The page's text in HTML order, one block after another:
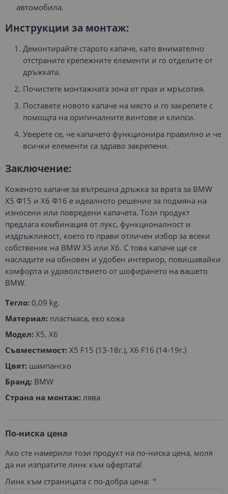
автомобила.
Инструкции за монтаж:
Демонтирайте старото капаче, като внимателно
отстраните крепежните елементи и го отделите от
дръжката.
Почистете монтажната зона от прах и мръсотия.
Поставете новото капаче на място и го закрепете с
помощта на оригиналните винтове и клипси.
Уверете се, че капачето функционира правилно и че
всички елементи са здраво закрепени.
Заключение:
Коженото капаче за вътрешна дръжка за врата за BMW
X5 Ф15 и X6 Ф16 е идеалното решение за подмяна на
износени или повредени капачета. Този продукт
предлага комбинация от лукс, функционалност и
издръжливост, което го прави отличен избор за всеки
собственик на BMW X5 или X6. С това капаче ще се
насладите на обновен и удобен интериор, повишавайки
комфорта и удоволствието от шофирането на вашето
BMW.
Тегло: 0,09 kg.
Материал: пластмаса, еко кожа
Модел: X5, X6
Съвместимост: X5 F15 (13-18г.), X6 F16 (14-19г.)
Цвят: шампанско
Бранд: BMW
Страна на монтаж: лява
По-ниска цена
Ако сте намерили този продукт на по-ниска цена, моля
да ни изпратите линк към офертата!
Линк към страницата с по-добра цена: